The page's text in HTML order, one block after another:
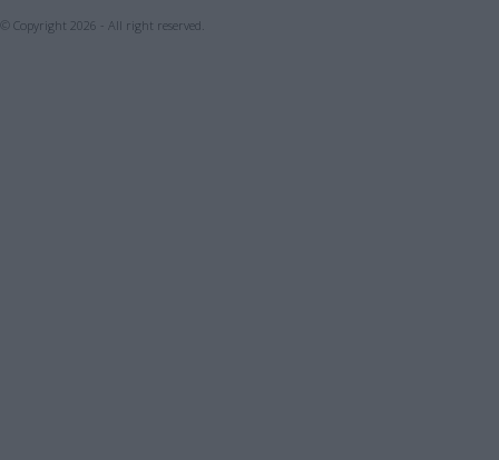
© Copyright 2026 - All right reserved.